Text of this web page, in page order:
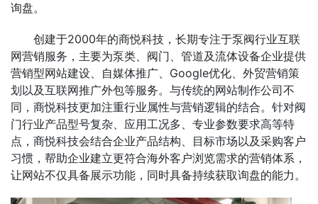
询盘。
创建于2000年的商悦科技，长期专注于泵阀行业互联
网营销服务，主要为泵类、阀门、管道及流体设备企业提供
营销型网站建设、自媒体推广、Google优化、外贸营销策
划以及互联网推广外包等服务。与传统的网站制作公司不
同，商悦科技更加注重行业属性与营销逻辑的结合。针对阀
门行业产品型号复杂、应用工况多、专业参数要求高等特
点，商悦科技会结合企业产品结构、目标市场以及采购客户
习惯，帮助企业建立更符合海外客户浏览需求的营销体系，
让网站不仅具备展示功能，同时具备持续获取询盘的能力。